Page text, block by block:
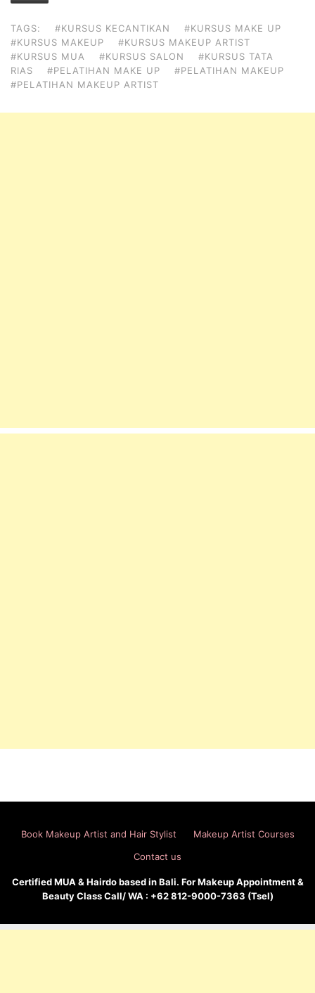
TAGS: #KURSUS KECANTIKAN
#KURSUS MAKE UP
#KURSUS MAKEUP
#KURSUS MAKEUP ARTIST
#KURSUS MUA
#KURSUS SALON
#KURSUS TATA
RIAS
#PELATIHAN MAKE UP
#PELATIHAN MAKEUP
#PELATIHAN MAKEUP ARTIST
Book Makeup Artist and Hair Stylist
Makeup Artist Courses
Contact us
Certified MUA & Hairdo based in Bali. For Makeup Appointment &
Beauty Class Call/ WA : +62 812-9000-7363 (Tsel)